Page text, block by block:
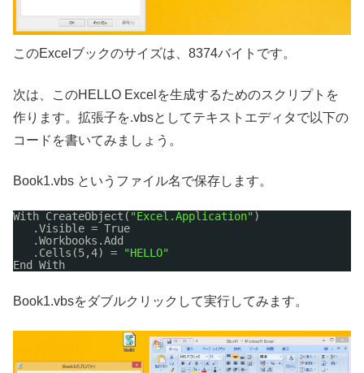
このExcelブックのサイズは、8374バイトです。
次は、このHELLO Excelを生成するためのスクリプトを
作ります。拡張子を.vbsとしてテキストエディタで以下の
コードを書いてみましょう。
Book1.vbs というファイル名で保存します。
With CreateObject( "Excel.Application")
.Visible = True
.Workbooks.Add
.Cells(5,4) =
"HELLO"
End With
Book1.vbsをダブルクリックして実行してみます。